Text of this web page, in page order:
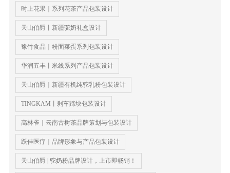
时上花果｜系列花茶产品包装设计
天山伯爵丨新疆驼奶礼盒设计
豫竹食品｜粉面菜蛋系列包装设计
华润五丰丨米线系列产品包装设计
天山伯爵｜新疆有机纯驼乳粉包装设计
TINGKAM丨刹车蹄块包装设计
高林雀｜云南古树茶品牌策划与包装设计
跃佳医疗｜品牌形象与产品包装设计
天山伯爵 | 驼奶粉品牌设计，上市即畅销！